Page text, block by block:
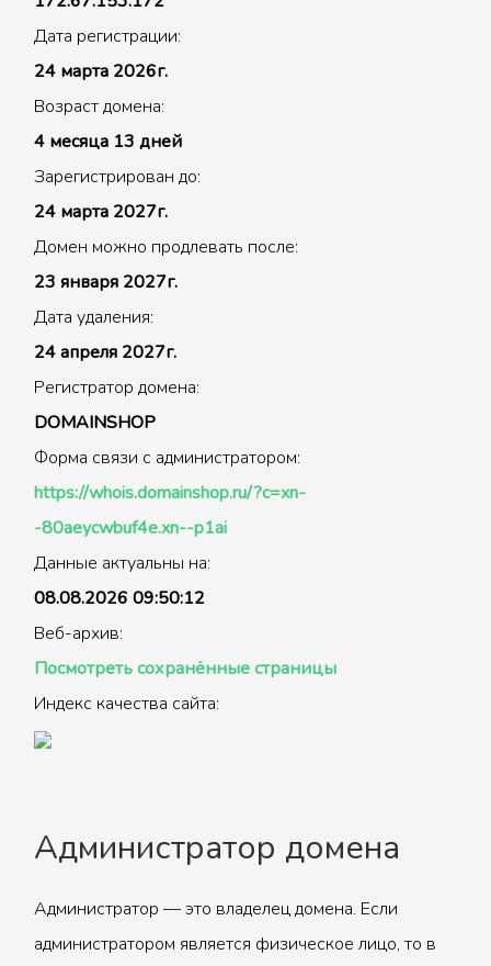
Дата регистрации:
24 марта 2026г.
Возраст домена:
4 месяца 13 дней
Зарегистрирован до:
24 марта 2027г.
Домен можно продлевать после:
23 января 2027г.
Дата удаления:
24 апреля 2027г.
Регистратор домена:
DOMAINSHOP
Форма связи с администратором:
https://whois.domainshop.ru/?c=xn-
-80aeycwbuf4e.xn--p1ai
Данные актуальны на:
08.08.2026 09:50:12
Веб-архив:
Посмотреть сохранённые страницы
Индекс качества сайта:
Администратор домена
Администратор — это владелец домена. Если
администратором является физическое лицо, то в